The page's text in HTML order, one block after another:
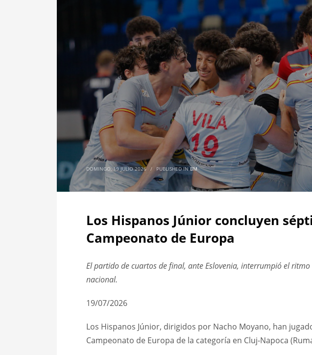
DOMINGO, 19 JULIO 2026 / PUBLISHED INBM
Los Hispanos Júnior concluyen
Campeonato de Europa
El partido de cuartos de final, ante Eslovenia, interrumpió el
nacional.
19/07/2026
Los Hispanos Júnior, dirigidos por Nacho Moyano, han
Campeonato de Europa de la categoría en Cluj-Napoca